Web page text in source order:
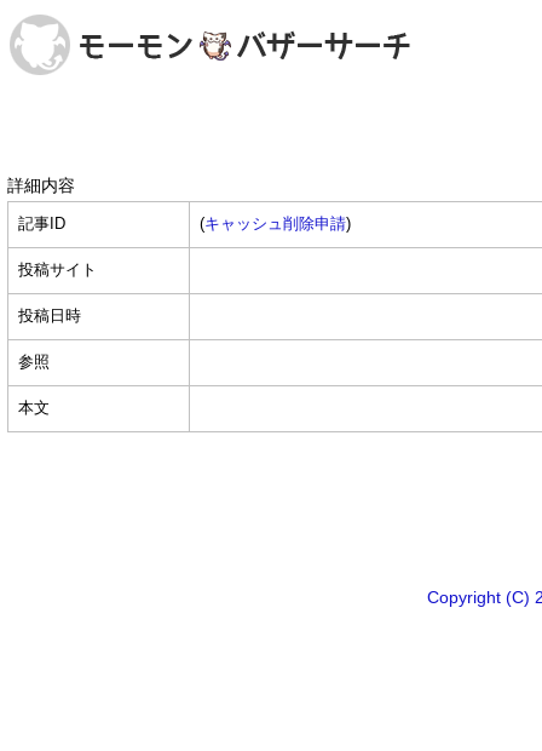
詳細内容
記事ID (キャッシュ削除申請)
投稿サイト
投稿日時
参照
本文
Copyright (C)